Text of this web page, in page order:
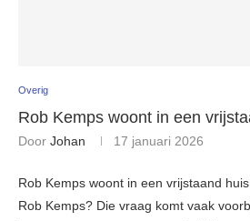
Overig
Rob Kemps woont in een
Door Johan 17 januari 2026
Rob Kemps woont in een vrijstaand
Rob Kemps? Die vraag komt vaak